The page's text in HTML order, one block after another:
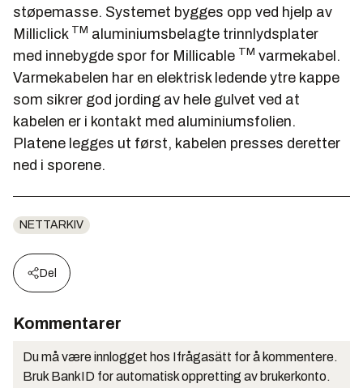
støpemasse. Systemet bygges opp ved hjelp av
Milliclick TM aluminiumsbelagte trinnlydsplater
med innebygde spor for Millicable TM varmekabel.
Varmekabelen har en elektrisk ledende ytre kappe
som sikrer god jording av hele gulvet ved at
kabelen er i kontakt med aluminiumsfolien.
Platene legges ut først, kabelen presses deretter
ned i sporene.
NETTARKIV
Del
Kommentarer
Du må være innlogget hos Ifrågasätt for å kommentere.
Bruk BankID for automatisk oppretting av brukerkonto.